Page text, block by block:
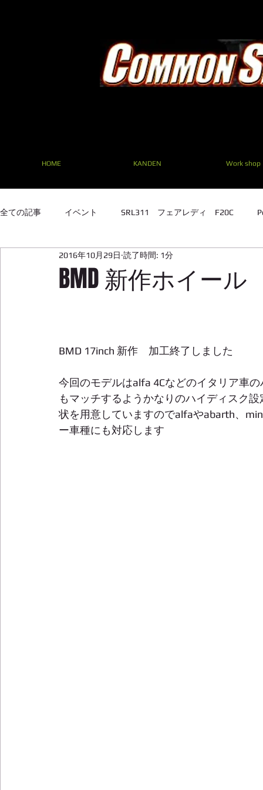
HOME KANDEN Work shop
全ての記事 イベント SRL311 フェアレディ F20C
SRL311 フェアレディ F20C TE27 ２TG
BMD 新作ホイー
2016年10月29日 読了時間: 1分
BMD 17inch 新作　加工終了しました
今回のモデルはalfa 4Cなどのイタリア車
もマッチするようかなりのハイディスク
状を用意していますのでalfaやabarth、
ー車種にも対応します